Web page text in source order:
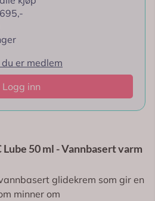
er medlem
Logg inn
Lube 50 ml - Vannbasert varm
glidekrem som gir en
minner om